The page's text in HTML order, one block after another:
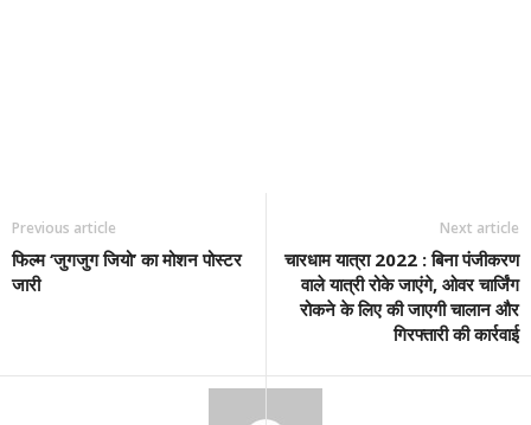
Previous article
फिल्म ‘जुगजुग जियो’ का मोशन पोस्टर
जारी
Next article
चारधाम यात्रा 2022 : बिना पंजीकरण
वाले यात्री रोके जाएंगे, ओवर चार्जिंग
रोकने के लिए की जाएगी चालान और
गिरफ्तारी की कार्रवाई